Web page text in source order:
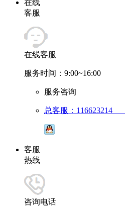
在线
客服
在线客服
服务时间：9:00~16:00
服务咨询
总客服：116623214
客服
热线
咨询电话